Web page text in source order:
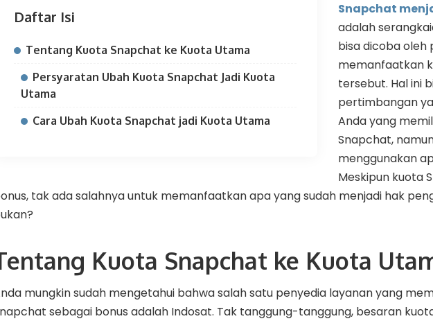
Daftar Isi
Tentang Kuota Snapchat ke Kuota Utama
Persyaratan Ubah Kuota Snapchat Jadi Kuota
Utama
Cara Ubah Kuota Snapchat jadi Kuota Utama
Snapchat
adalah
bisa dicoba oleh
memanfaatkan
tersebut. Hal ini
pertimbangan
Anda yang
Snapchat,
menggunakan
Meskipun kuota
tak ada salahnya untuk memanfaatkan apa yang sudah menjadi hak
Kuota Snapchat ke Kuota
mungkin sudah mengetahui bahwa salah satu penyedia layananyang
sebagai bonus adalah Indosat. Tak tanggung-tanggung, besaran